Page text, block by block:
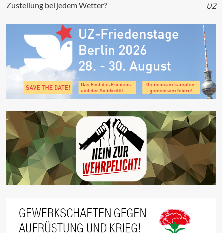
Zustellung bei jedem Wetter? UZ